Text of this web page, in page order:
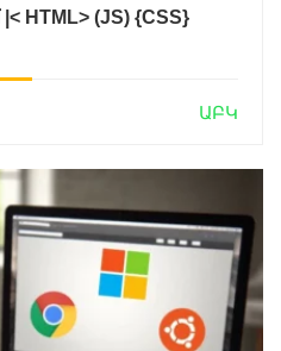
HTML> (JS) {CSS}
ԱԲԿ